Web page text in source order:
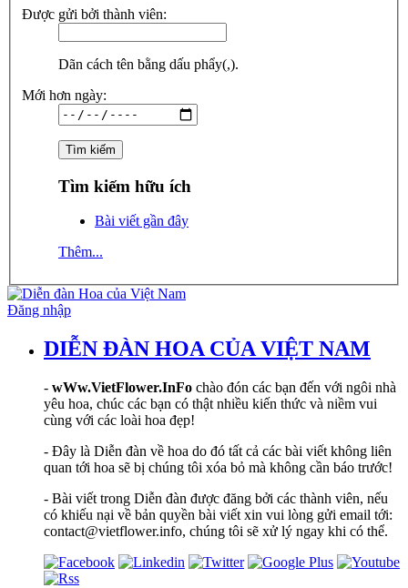
Được gửi bởi thành viên:
Dãn cách tên bằng dấu phẩy(,).
Mới hơn ngày:
Tìm kiếm hữu ích
Bài viết gần đây
Thêm...
Đăng nhập
DIỄN ĐÀN HOA CỦA VIỆT NAM
- wWw.VietFlower.InFo chào đón các bạn đến với ngôi nhà
yêu hoa, chúc các bạn có thật nhiều kiến thức và niềm vui
cùng với các loài hoa đẹp!
- Đây là Diễn đàn về hoa do đó tất cả các bài viết không liên
quan tới hoa sẽ bị chúng tôi xóa bỏ mà không cần báo trước!
- Bài viết trong Diễn đàn được đăng bởi các thành viên, nếu
có khiếu nại về bản quyền bài viết xin vui lòng gửi email tới:
contact@vietflower.info, chúng tôi sẽ xử lý ngay khi có thể.